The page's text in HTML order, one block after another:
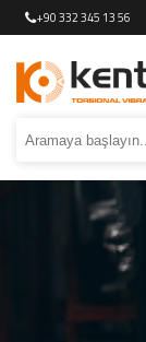
+90 332 345 13 56